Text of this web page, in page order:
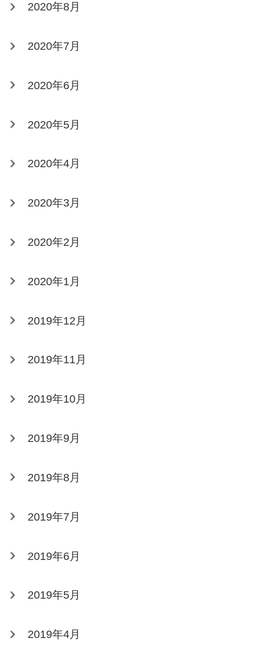
2020年8月
2020年7月
2020年6月
2020年5月
2020年4月
2020年3月
2020年2月
2020年1月
2019年12月
2019年11月
2019年10月
2019年9月
2019年8月
2019年7月
2019年6月
2019年5月
2019年4月